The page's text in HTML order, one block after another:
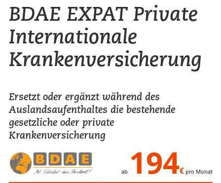
BDAE EXPAT Private
Internationale
Krankenversicherung
Ersetzt oder ergänzt während des
Auslandsaufenthaltes die bestehende
gesetzliche oder private
Krankenversicherung
ab 194€pro Monat